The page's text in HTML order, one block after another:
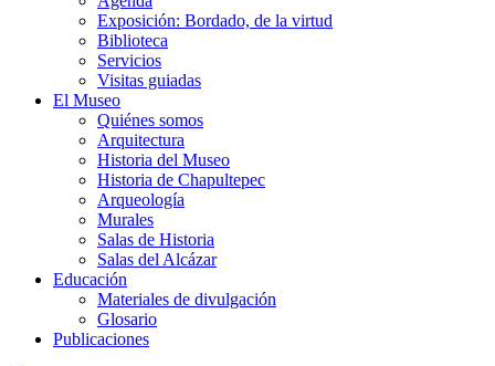
Exposición: Bordado, de la virtud
Biblioteca
Servicios
Visitas guiadas
El Museo
Quiénes somos
Arquitectura
Historia del Museo
Historia de Chapultepec
Arqueología
Murales
Salas de Historia
Salas del Alcázar
Educación
Materiales de divulgación
Glosario
Publicaciones